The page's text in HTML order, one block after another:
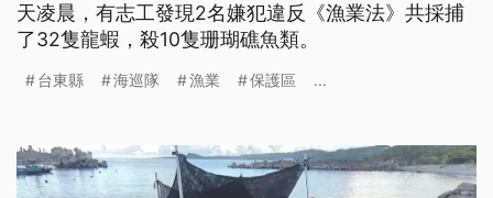
天凌晨，有志工發現2名嫌犯違反《漁業法》共採捕
了32隻龍蝦，殺10隻珊瑚礁魚類。
台東縣 海巡隊 漁業 保護區 ...